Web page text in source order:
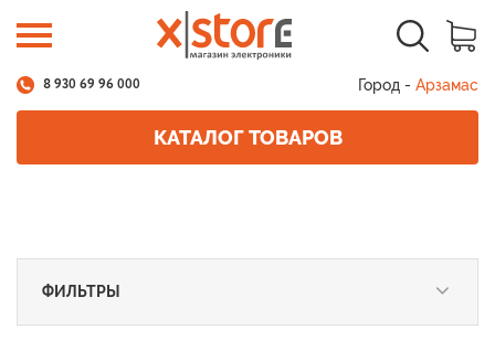
8 930 69 96 000 Город - Арзамас
КАТАЛОГ ТОВАРОВ
ФИЛЬТРЫ